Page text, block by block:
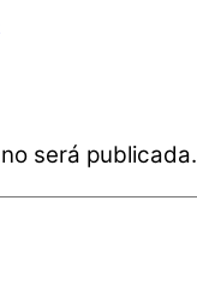
será publicada.